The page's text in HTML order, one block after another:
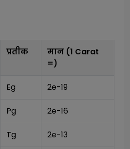
प्रतीक मान (1 Carat
=)
Eg 2e-19
Pg 2e-16
Tg 2e-13